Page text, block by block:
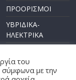
ΠΡΟΟΡΙΣΜΟΙ
ΥΒΡΙΔΙΚΑ-
ΗΛΕΚΤΡΙΚΑ
του
σύμφωνα με την